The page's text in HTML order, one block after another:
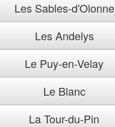
Les Sables-d'Olonne
Les Andelys
Le Puy-en-Velay
Le Blanc
La Tour-du-Pin